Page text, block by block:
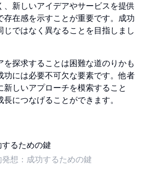
、新しいアイデアやサービスを提供
存在感を示すことが重要です。成功
じではなく異なることを目指しまし
を探求することは困難な道のりかも
功には必要不可欠な要素です。他者
新しいアプローチを模索すること
につなげることができます。
想：成功するための鍵